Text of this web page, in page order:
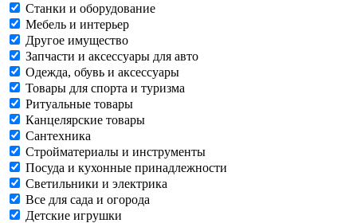
Станки и оборудование
Мебель и интерьер
Другое имущество
Запчасти и аксессуары для авто
Одежда, обувь и аксессуары
Товары для спорта и туризма
Ритуальные товары
Канцелярские товары
Сантехника
Стройматериалы и инструменты
Посуда и кухонные принадлежности
Светильники и электрика
Все для сада и огорода
Детские игрушки